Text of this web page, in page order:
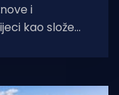
i
kao složen